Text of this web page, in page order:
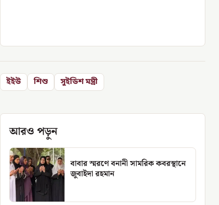
ইইউ শিশু সুইডিশ মন্ত্রী
আরও পড়ুন
বাবার স্মরণে বনানী সামরিক কবরস্থানে
জুবাইদা রহমান